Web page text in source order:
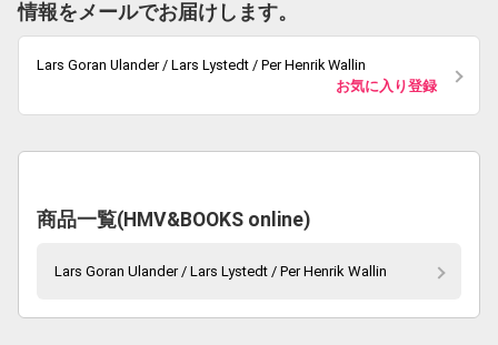
情報をメールでお届けします。
Lars Goran Ulander / Lars Lystedt / Per Henrik Wallin
お気に入り登録
商品一覧(HMV&BOOKS online)
Lars Goran Ulander / Lars Lystedt / Per Henrik Wallin